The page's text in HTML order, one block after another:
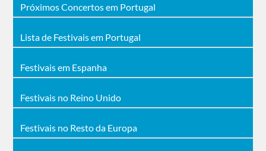
Próximos Concertos em Portugal
Lista de Festivais em Portugal
Festivais em Espanha
Festivais no Reino Unido
Festivais no Resto da Europa